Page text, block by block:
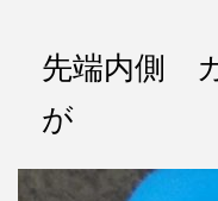
先端内側
が